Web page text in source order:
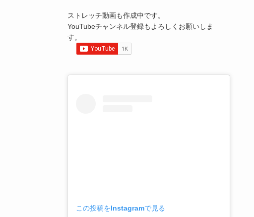
ストレッチ動画も作成中です。
YouTubeチャンネル登録もよろしくお願いしま
す。
この投稿をInstagramで見る